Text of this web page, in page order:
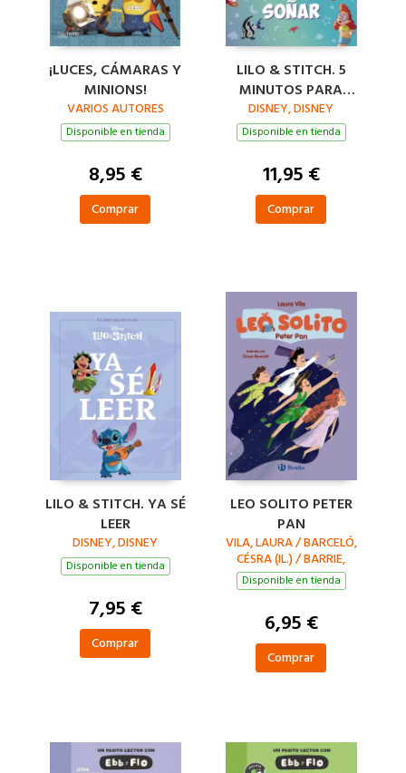
¡LUCES, CÁMARAS Y
MINIONS!
VARIOS AUTORES
Disponible en tienda
8,95 €
Comprar
LILO & STITCH. 5
MINUTOS PARA
SOÑAR
DISNEY, DISNEY
Disponible en tienda
11,95 €
Comprar
LILO & STITCH. YA SÉ
LEER
DISNEY, DISNEY
Disponible en tienda
7,95 €
Comprar
LEO SOLITO PETER
PAN
VILA, LAURA / BARCELÓ,
CÉSRA (IL.) / BARRIE,
JAMES MATTHEW
Disponible en tienda
6,95 €
Comprar